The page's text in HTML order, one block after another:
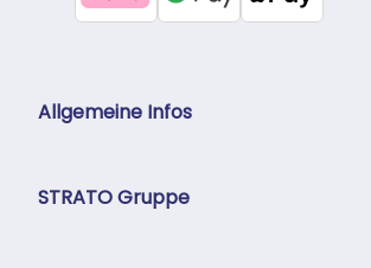
Allgemeine Infos
STRATO Gruppe